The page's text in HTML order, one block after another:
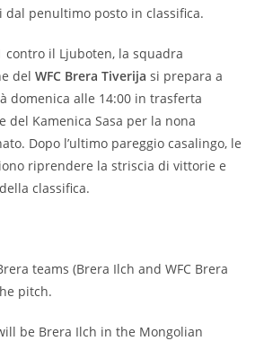
dal penultimo posto in classifica.
contro il Ljuboten, la squadra
delWFC Brera Tiverija si prepara a
domenica alle 14:00 in trasferta
del Kamenica Sasa per la nona
Dopo l’ultimo pareggio casalingo, le
riprendere la striscia di vittorie e
classifica.
teams (Brera Ilch and WFC Brera
pitch.
be Brera Ilch in the Mongolian